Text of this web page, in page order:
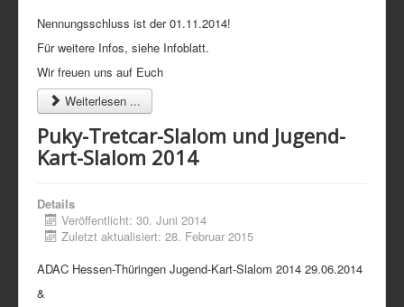
Nennungsschluss ist der 01.11.2014!
Für weitere Infos, siehe Infoblatt.
Wir freuen uns auf Euch
Weiterlesen ...
Puky-Tretcar-Slalom und Jugend-
Kart-Slalom 2014
Details
Veröffentlicht: 30. Juni 2014
Zuletzt aktualisiert: 28. Februar 2015
ADAC Hessen-Thüringen Jugend-Kart-Slalom 2014 29.06.2014
&